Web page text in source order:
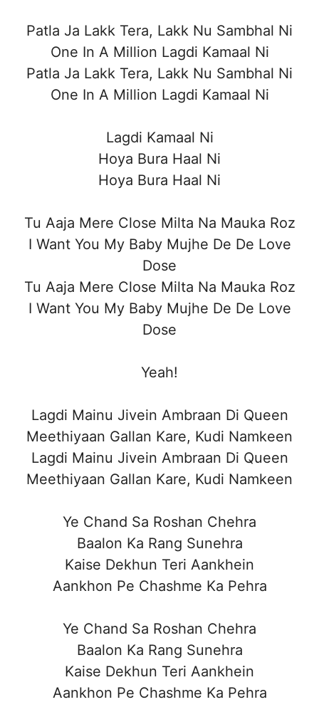
Patla Ja Lakk Tera, Lakk Nu Sambhal Ni
One In A Million Lagdi Kamaal Ni
Patla Ja Lakk Tera, Lakk Nu Sambhal Ni
One In A Million Lagdi Kamaal Ni
Lagdi Kamaal Ni
Hoya Bura Haal Ni
Hoya Bura Haal Ni
Tu Aaja Mere Close Milta Na Mauka Roz
I Want You My Baby Mujhe De De Love
Dose
Tu Aaja Mere Close Milta Na Mauka Roz
I Want You My Baby Mujhe De De Love
Dose
Yeah!
Lagdi Mainu Jivein Ambraan Di Queen
Meethiyaan Gallan Kare, Kudi Namkeen
Lagdi Mainu Jivein Ambraan Di Queen
Meethiyaan Gallan Kare, Kudi Namkeen
Ye Chand Sa Roshan Chehra
Baalon Ka Rang Sunehra
Kaise Dekhun Teri Aankhein
Aankhon Pe Chashme Ka Pehra
Ye Chand Sa Roshan Chehra
Baalon Ka Rang Sunehra
Kaise Dekhun Teri Aankhein
Aankhon Pe Chashme Ka Pehra